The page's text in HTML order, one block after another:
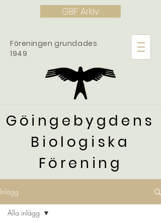
GBF Arkiv
Föreningen grundades
1949
Göingebygdens
Biologiska
Förening
Inlägg
Alla inlägg